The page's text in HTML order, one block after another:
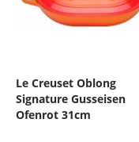
Le Creuset Oblong
Signature Gusseisen
Ofenrot 31cm